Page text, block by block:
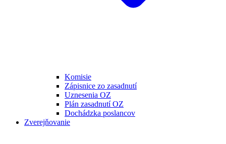
Komisie
Zápisnice zo zasadnutí
Uznesenia OZ
Plán zasadnutí OZ
Dochádzka poslancov
Zverejňovanie